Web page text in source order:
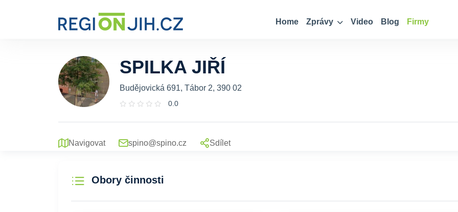
Home Zprávy Video Blog Firmy
SPILKA JIŘÍ
Budějovická 691, Tábor 2, 390 02
0.0
Navigovat spino@spino.cz Sdílet
Obory činnosti